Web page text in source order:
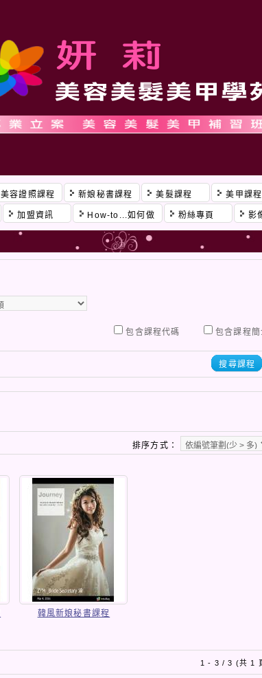
美容證照課程 新娘秘書課程 美髮課程 美甲課程
加盟資訊 How-to...如何做 粉絲專頁 影
包含課程代碼 包含課程簡
搜尋課程
排序方式：
韓風新娘秘書課程
1 - 3 / 3 (共 1